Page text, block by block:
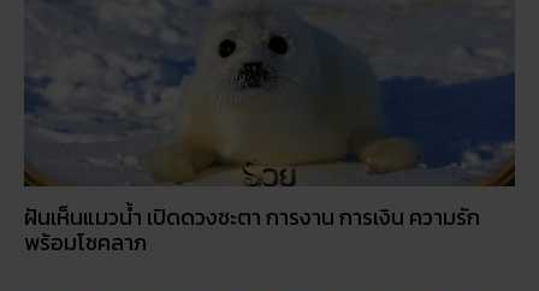
ฝันเห็นแมวน้ำ เปิดดวงชะตา การงาน การเงิน ความรัก
พร้อมโชคลาภ